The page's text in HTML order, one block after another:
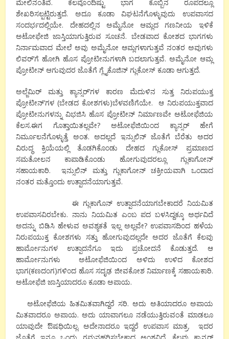
ಮೇಲಿನಂತಿವೆ. ಕೆಲವೊಂದಿಷ್ಟು ಭಾಗ ಕೊಬ್ಬಿನ ರೂಪದಲ್ಲೂ
ಶೇಖರಿಸಲ್ಪಟ್ಟಿರುತ್ತದೆ. ಅದೂ ಕೂಡಾ ವಿಘಟನೆಗೊಳ್ಳುವುದು ಉಪವಾಸದ
ಸಂದರ್ಭದಲ್ಲಿಯೇ. ದೇಹದಲ್ಲಿನ ಅಮೈನೋ ಆಮ್ಲದ ಗಣನೀಯ ಇಳಿಕೆ
ಅಟೋಫೇಜಿ ಜಾಸ್ತಿಯಾಗುತ್ತಿರುವ ಸೂಚನೆ. ಬೇಡವಾದ ಕೋಶದ ಭಾಗಗಳು
ನಿರ್ನಾಮವಾದ ಮೇಲೆ ಅವು ಅಮೈನೋ ಆಮ್ಲಗಳಾಗುತ್ತವೆ ನಂತರ ಅವುಗಳು
ಲಿವರ್’ಗೆ ಹೋಗಿ ಹೊಸ ಪ್ರೋಟೀನುಗಳಾಗಿ ಬದಲಾಗುತ್ತವೆ. ಅಮೈನೋ ಆಮ್ಲ
ಪ್ರೋಟೀನ್ ಆಗುವುದರ ಜೊತೆಗೆ ಗ್ಲೈಕೊಜಿನ್ ಗ್ಲುಕೋಸ್ ಕೂಡಾ ಆಗುತ್ತದೆ.
ಅಲ್ಜೆಮಿರ್ ಮತ್ತು ಕ್ಯಾನ್ಸರ್’ಗಳ ಕಾರಣ ಮೆದುಳಿನ ಸುತ್ತ ನಿರುಪಯುಕ್ತ
ಪ್ರೋಟೀನ್’ಗಳ (ಬೇಡದ ಕೋಶಗಳು)ಬೆಳವಣಿಗೆಯೇ. ಆ ನಿರುಪಯುಕ್ತವಾದ
ಪ್ರೋಟೀನುಗಳನ್ನು ವಿಭಜಿಸಿ ಹೊಸ ಪ್ರೋಟೀನ್ ನಿರ್ಮಾಣವೇ ಅಟೋಫೆಜಿಯ
ಕೆಲಸ.ಈಗ ಗೊತ್ತಾಯಿತಲ್ಲವೇ? ಅಟೋಫೆಜಿಯಿಂದ ಕ್ಯಾನ್ಸರ್ ಹೇಗೆ
ನಿರ್ಮೂಲನೆಗೊಳ್ಳುತ್ತೆ ಅಂತ. ಅದಲ್ಲದೆ ಇನ್ಸುಲಿನ್ ಜೊತೆಗೆ ಬೆರೆತು ಅದರ
ವಿರುದ್ಧ ಕ್ರಿಯೆಯಲ್ಲಿ ತೊಡಗಿಕೊಂಡು ದೇಹದ ಗ್ಲುಕೋಸ್ ಪ್ರಮಾಣದ
ಸಮತೋಲನ ಕಾಪಾಡಿಕೊಂಡು ಹೋಗುವುದರಲ್ಲೂ ಗ್ಲುಕಾಗೋನ್
ಸಹಾಯಕಾರಿ. ಇನ್ಸುಲಿನ್ ಮತ್ತು ಗ್ಲುಕಾಗೋನ್ ಚಕ್ರೀಯವಾಗಿ ಒಂದಾದ
ನಂತರ ಮತ್ತೊಂದು ಉತ್ಪಾದನೆಯಾಗುತ್ತವೆ.
ಈ ಗ್ಲುಕಾಗೊನ್ ಉತ್ಪಾದನೆಯಾಗಬೇಕಾದರೆ ನಿಯಮಿತ
ಉಪವಾಸವಿರಬೇಕು. ನಾನು ನಿಯಮಿತ ಎಂಬ ಪದ ಬಳಸಿದ್ದಕ್ಕೂ ಅರ್ಥವಿದೆ
ಅದನ್ನು ಬಿಡಿಸಿ ಹೇಳುವ ಅವಶ್ಯಕತೆ ಇಲ್ಲ ಅಲ್ಲವೇ? ಉಪವಾಸದಿಂದ ಹಳೆಯ
ನಿರುಪಯುಕ್ತ ಕೋಶಗಳು ಸತ್ತು ಹೋಗುವುದಲ್ಲದೇ ಅದರ ಜೊತೆಗೆ ಕೆಲವು
ಹಾರ್ಮೋನುಗಳ ಉತ್ಪಾದನೆಗೂ ಇದು ಪ್ರಚೋದನೆ ಕೊಡುತ್ತದೆ. ಆ
ಹಾರ್ಮೋನುಗಳು ಅಟೋಫೆಜಿಯಿಂದ ಅಳಿದು ಉಳಿದ ಕೋಶದ
ಭಾಗ(ಕಣದಂಗ)ಗಳಿಂದ ಹೊಸ ಸದೃಢ ಜೀವಕೋಶ ನಿರ್ಮಾಣಕ್ಕೆ ಸಹಾಯಕಾರಿ.
ಅಟೋಫೆಜಿ ಜಾಸ್ತಿಯಾದರೂ ಕೂಡಾ ಅಪಾಯ.
ಅಟೋಫೆಜಿಯ ಹಿತಮಿತವಾಗಿದ್ದರೆ ಸರಿ. ಅದು ಅತಿಯಾದರೂ ಅಪಾಯ
ಮಿತವಾದರೂ ಅಪಾಯ. ಅದು ಯಾವಾಗಲೂ ನಡೆಯುತ್ತಿರುವಂತೆ ಮಾಡಲೂ
ಯಾವುದೇ ಔಷಧಿಯಿಲ್ಲ. ಅದೇನಾದರೂ ಇದ್ದರೆ ಉಪವಾಸ ಮಾತ್ರ. ಇದರ